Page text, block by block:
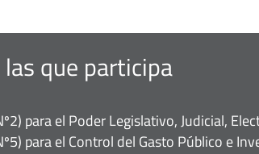
que participa
para el Poder Legislativo, Judicial,
para el Control del Gasto Público e